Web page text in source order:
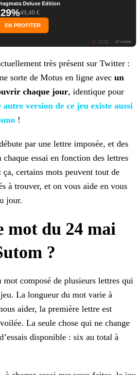
Deluxe Edition
49,49 €
EN PROFITER
très présent sur Twitter :
sorte de Motus en ligne avec un
chaque jour, identique pour
autre version de ce jeu existe aussi
!
par une lettre imposée, et des
chaque essai en fonction des lettres
certains mots peuvent tout de
à trouver, et on vous aide en vous
jour.
mot du 24 mai
?
mot composé de plusieurs lettres qui
La longueur du mot varie à
aider, la première lettre est
La seule chose qui ne change
disponible : six au total à